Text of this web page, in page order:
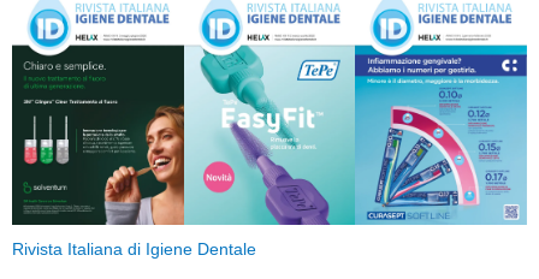
Rivista Italiana di Igiene Dentale